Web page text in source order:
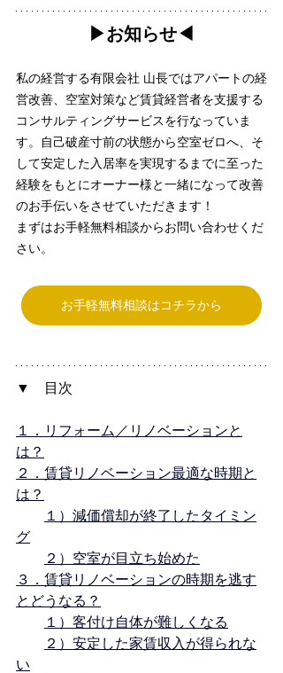
▶︎お知らせ◀︎
私の経営する有限会社 山長ではアパートの経
営改善、空室対策など賃貸経営者を支援する
コンサルティングサービスを行なっていま
す。自己破産寸前の状態から空室ゼロへ、そ
して安定した入居率を実現するまでに至った
経験をもとにオーナー様と一緒になって改善
のお手伝いをさせていただきます！
まずはお手軽無料相談からお問い合わせくだ
さい。
お手軽無料相談はコチラから
▼　目次
１．リフォーム／リノベーションと
は？
２．賃貸リノベーション最適な時期と
は？
１）減価償却が終了したタイミン
グ
２）空室が目立ち始めた
３．賃貸リノベーションの時期を逃す
とどうなる？
１）客付け自体が難しくなる
２）安定した家賃収入が得られな
い